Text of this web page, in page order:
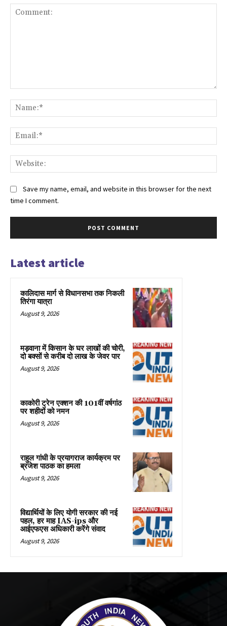
Save my name, email, and website in this browser for the next
time I comment.
Latest article
कालिदास मार्ग से विधानसभा तक निकली
तिरंगा यात्रा
August 9, 2026
मड़वाना में किसान के घर लाखों की चोरी,
दो बक्सों से करीब दो लाख के जेवर पार
August 9, 2026
काकोरी ट्रेन एक्शन की 101वीं वर्षगांठ
पर शहीदों को नमन
August 9, 2026
राहुल गांधी के प्रयागराज कार्यक्रम पर
ब्रजेश पाठक का हमला
August 9, 2026
विद्यार्थियों के लिए योगी सरकार की नई
पहल, हर माह IAS-ips और
आईएफएस अधिकारी करेंगे संवाद
August 9, 2026